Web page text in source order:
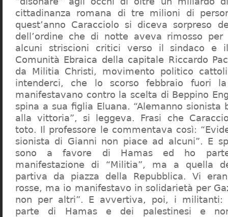
cittadinanza romana di tre milioni di
quest’anno Caracciolo si diceva sorpreso
dell’ordine che di notte aveva rimosso
alcuni striscioni critici verso il sindaco e
Comunità Ebraica della capitale Riccardo
da Militia Christi, movimento politico
intenderci, che lo scorso febbraio fuori
manifestavano contro la scelta di Beppino
spina a sua figlia Eluana. “Alemanno sionista
alla vittoria”, si leggeva. Frasi che
toto. Il professore le commentava così:
sionista di Gianni non piace ad alcuni”. E
sono a favore di Hamas ed ho
manifestazione di “Militia”, ma a quella
partiva da piazza della Repubblica. Vi
rosse, ma io manifestavo in solidarietà per
non per altri”. E avvertiva, poi, i militanti:
parte di Hamas e dei palestinesi e